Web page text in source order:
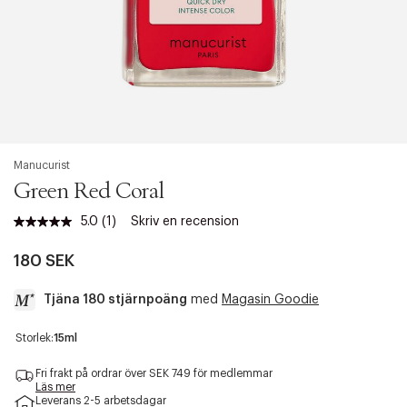
Manucurist
Green Red Coral
5.0 Läs
samma
(1) Skriv en recension
180 SEK
Tjäna 180 stjärnpoäng med Magasin Goodie
a
c
Storlek:15ml
Fri frakt på ordrar över SEK 749 för medlemmar
Läs mer
Leverans 2-5 arbetsdagar